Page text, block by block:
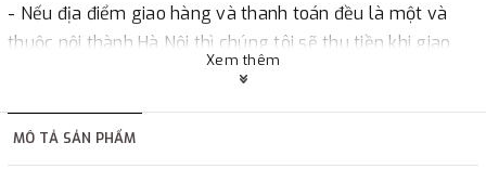
- Nếu địa điểm giao hàng và thanh toán đều là một và
thuộc nội thành Hà Nội thì chúng tôi sẽ thu tiền khi giao
hàng hoặc khách hàng đặt tiền trước một phần giá trị đơn
2. Thanh toán trực tiếp tại :
Xem thêm
MÔ TẢ SẢN PHẨM